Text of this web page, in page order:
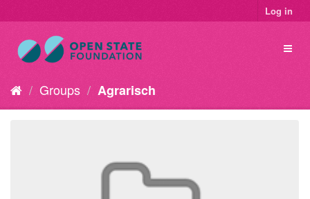
Log in
Groups Agrarisch